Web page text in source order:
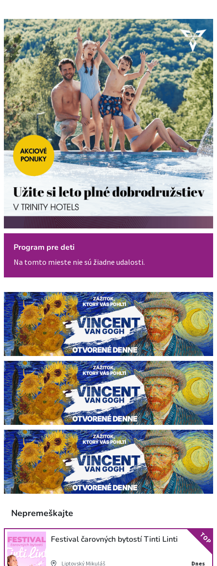
Program pre deti
Na tomto mieste nie sú žiadne udalosti.
Nepremeškajte
Festival čarovných bytostí Tinti Linti
Liptovský Mikuláš Dnes
TOP